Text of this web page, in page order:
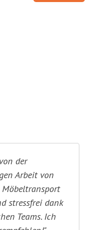
der
Arbeit von
Möbeltransport
stressfrei dank
Teams. Ich